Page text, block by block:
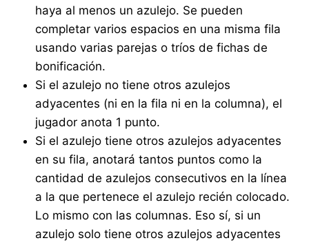
haya al menos un azulejo. Se pueden
completar varios espacios en una misma fila
usando varias parejas o tríos de fichas de
bonificación.
Si el azulejo no tiene otros azulejos
adyacentes (ni en la fila ni en la columna), el
jugador anota 1 punto.
Si el azulejo tiene otros azulejos adyacentes
en su fila, anotará tantos puntos como la
cantidad de azulejos consecutivos en la línea
a la que pertenece el azulejo recién colocado.
Lo mismo con las columnas. Eso sí, si un
azulejo solo tiene otros azulejos adyacentes